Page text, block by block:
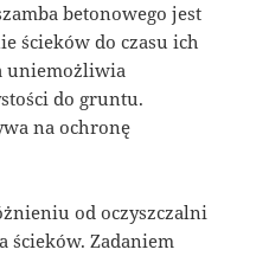
betonowego jest
ścieków do czasu ich
uniemożliwia
do gruntu.
na ochronę
od oczyszczalni
ścieków. Zadaniem